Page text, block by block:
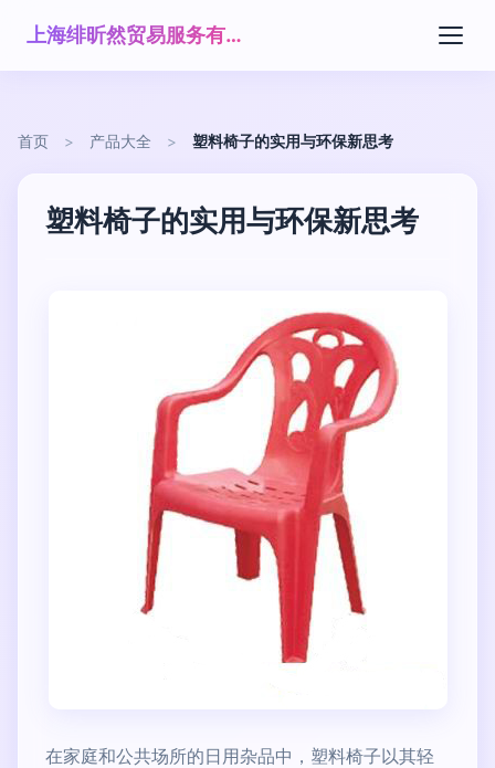
上海绯昕然贸易服务有限公司
首页 > 产品大全 > 塑料椅子的实用与环保新思考
塑料椅子的实用与环保新思考
在家庭和公共场所的日用杂品中，塑料椅子以其轻